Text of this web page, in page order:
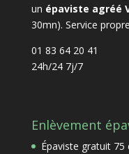
un épaviste agréé
30mn). Service
01 83 64 20 41
24h/24 7j/7
Enlèvement
Épaviste gratuit